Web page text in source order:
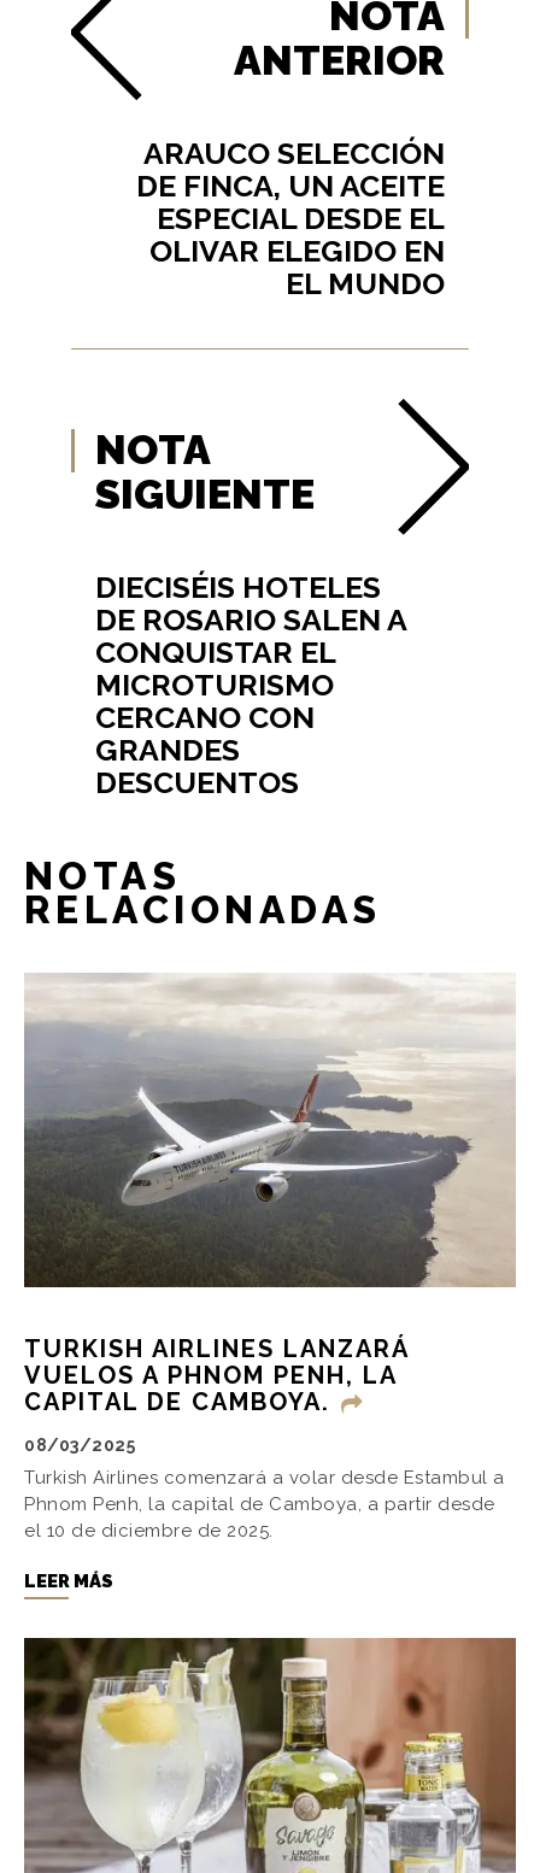
NOTA
ANTERIOR
ARAUCO SELECCIÓN
DE FINCA, UN ACEITE
ESPECIAL DESDE EL
OLIVAR ELEGIDO EN
EL MUNDO
NOTA
SIGUIENTE
DIECISÉIS HOTELES
DE ROSARIO SALEN A
CONQUISTAR EL
MICROTURISMO
CERCANO CON
GRANDES
DESCUENTOS
NOTAS
RELACIONADAS
TURKISH AIRLINES LANZARÁ
VUELOS A PHNOM PENH, LA
CAPITAL DE CAMBOYA.
08/03/2025
Turkish Airlines comenzará a volar desde Estambul a
Phnom Penh, la capital de Camboya, a partir desde
el 10 de diciembre de 2025.
LEER MÁS